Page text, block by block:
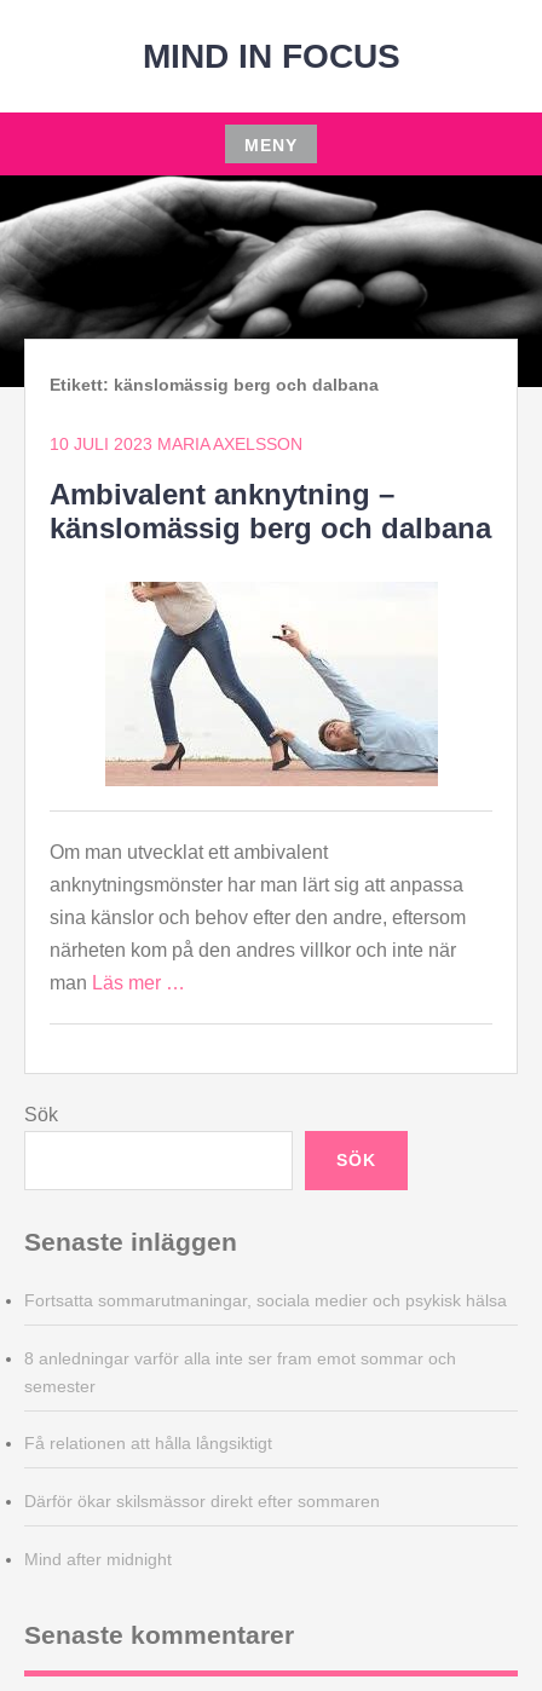
MIND IN FOCUS
MENY
Hoppa
till
innehåll
Etikett: känslomässig berg och dalbana
10 JULI 2023 MARIA AXELSSON
Ambivalent anknytning –
känslomässig berg och dalbana
Om man utvecklat ett ambivalent
anknytningsmönster har man lärt sig att anpassa
sina känslor och behov efter den andre, eftersom
närheten kom på den andres villkor och inte när
man Läs mer …
Sök
SÖK
Senaste inläggen
Fortsatta sommarutmaningar, sociala medier och psykisk hälsa
8 anledningar varför alla inte ser fram emot sommar och
semester
Få relationen att hålla långsiktigt
Därför ökar skilsmässor direkt efter sommaren
Mind after midnight
Senaste kommentarer